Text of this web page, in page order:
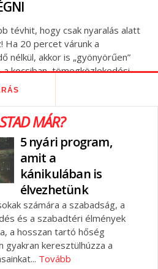
tévhit, hogy csak nyaralás alatt
Ha 20 percet várunk a
nélkül, akkor is „gyönyörűen”
kocsiban, tömegközlekedési
ülve is áthatolnak az UV-
hogy felhős, esős idő
fényvédő. Az lehet, hogy
gyengébb,de az UVA egész
és éppen ez utóbbi okolható
tanáccsal a csalad.hu oldalon
FELELŐS SZÜLŐK
ISKOLÁJA
A Felelős Szülők Iskolája 2010
MÁR?
5 nyári program,
amit a
kánikulában is
élvezhetünk
számára a szabadság, a
és a szabadtéri élmények
a hosszan tartó hőség
gyakran keresztülhúzza a
Tovább